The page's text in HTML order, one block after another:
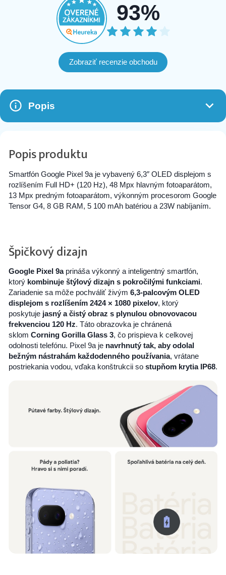
93%
Zobraziť recenzie obchodu
Popis
Popis produktu
Smartfón Google Pixel 9a je vybavený 6,3″ OLED displejom s
rozlíšením Full HD+ (120 Hz), 48 Mpx hlavným fotoaparátom,
13 Mpx predným fotoaparátom, výkonným procesorom Google
Tensor G4, 8 GB RAM, 5 100 mAh batériou a 23W nabíjaním.
Špičkový dizajn
Google Pixel 9aprináša výkonný a inteligentný smartfón,
ktorý kombinuje štýlový dizajn s pokročilými funkciami.
Zariadenie sa môže pochváliť živým 6,3-palcovým OLED
displejom s rozlíšením 2424 × 1080 pixelov, ktorý
poskytuje jasný a čistý obraz s plynulou obnovovacou
frekvenciou 120 Hz. Táto obrazovka je chránená
sklom Corning Gorilla Glass 3, čo prispieva k celkovej
odolnosti telefónu. Pixel 9a je navrhnutý tak, aby odolal
bežným nástrahám každodenného používania, vrátane
postriekania vodou, vďaka konštrukcii so stupňom krytia IP68.